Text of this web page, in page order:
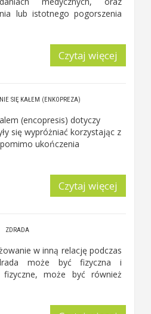
lub istotnego pogorszenia
Czytaj więcej
SIĘ KAŁEM (ENKOPREZA)
(encopresis) dotyczy
się wypróżniać korzystając z
ukończenia
Czytaj więcej
ZDRADA
w inną relację podczas
może być fizyczna i
fizyczne, może być również